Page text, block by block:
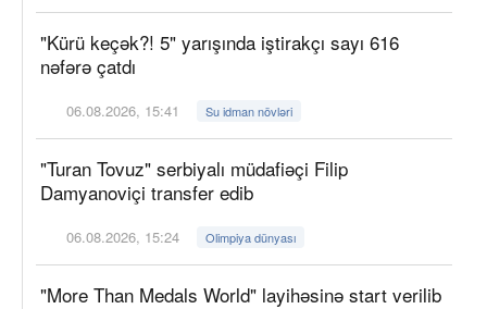
"Kürü keçək?! 5" yarışında iştirakçı sayı 616
nəfərə çatdı
06.08.2026, 15:41 Su idman növləri
"Turan Tovuz" serbiyalı müdafiəçi Filip
Damyanoviçi transfer edib
06.08.2026, 15:24 Olimpiya dünyası
"More Than Medals World" layihəsinə start verilib